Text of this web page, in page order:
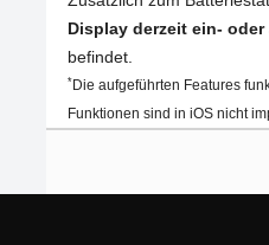
Display derzeit ein-
befindet.
* Die aufgeführten Features
Funktionen sind in iOS nicht